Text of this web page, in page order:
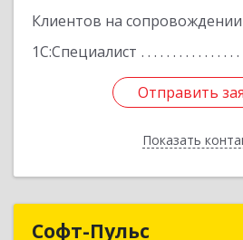
Клиентов на сопровождении
1С:Специалист
Отправить
Показать
Отправить
Назад
Софт-Пульс